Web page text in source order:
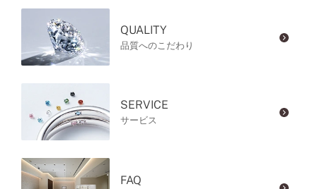
QUALITY
品質へのこだわり
SERVICE
サービス
FAQ